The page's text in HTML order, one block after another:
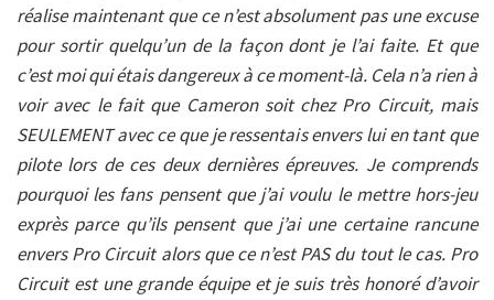
réalise maintenant que ce n’est absolument pas une excuse
pour sortir quelqu’un de la façon dont je l’ai faite. Et que
c’est moi qui étais dangereux à ce moment-là. Cela n’a rien à
voir avec le fait que Cameron soit chez Pro Circuit, mais
SEULEMENT avec ce que je ressentais envers lui en tant que
pilote lors de ces deux dernières épreuves. Je comprends
pourquoi les fans pensent que j’ai voulu le mettre hors-jeu
exprès parce qu’ils pensent que j’ai une certaine rancune
envers Pro Circuit alors que ce n’est PAS du tout le cas. Pro
Circuit est une grande équipe et je suis très honoré d’avoir